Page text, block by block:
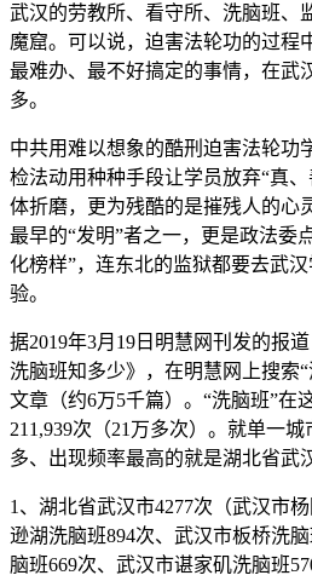
武汉的劳教所、看守所、洗脑班、
魔窟。可以说，迫害法轮功的过程
最难办、最不好搞定的事情，在武
多。
中共用难以想象的酷刑迫害法轮功
检法动用种种手段让学员放弃“真、
体折磨，更为残酷的是摧残人的心
最早的“发明”者之一，更是政法委
化榜样”，连东北的监狱都要去武
验。
据2019年3月19日明慧网刊发的报
洗脑班知多少》，在明慧网上搜索
文章（约6万5千篇）。“洗脑班”在
211,939次（21万多次）。就单一
多、出现频率最高的就是湖北省武
1、湖北省武汉市4277次（武汉市
逊湖洗脑班894次、武汉市板桥洗
脑班669次、武汉市谌家矶洗脑班